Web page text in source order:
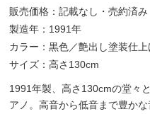
販売価格：記載なし・売約済み
製造年：1991年
カラー：黒色／艶出し塗装仕上
サイズ：高さ130cm
1991年製、高さ130cmの堂々
アノ。高音から低音まで豊か